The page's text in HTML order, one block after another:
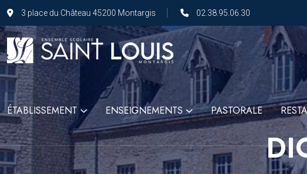
3 place du Château 45200 Montargis 02.38.95.06.30
ÉTABLISSEMENT ENSEIGNEMENTS PASTORALE